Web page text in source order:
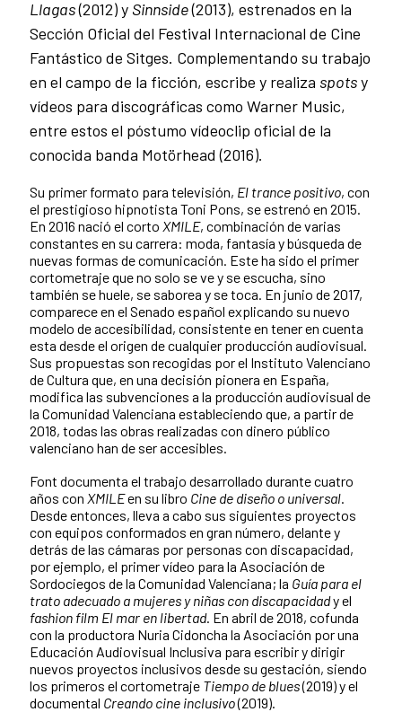
Llagas(2012) y Sinnside(2013), estrenados en la
Sección Oficial del Festival Internacional de Cine
Fantástico de Sitges. Complementando su trabajo
en el campo de la ficción, escribe y realiza spotsy
vídeos para discográficas como Warner Music,
entre estos el póstumo vídeoclip oficial de la
conocida banda Motörhead (2016).
Su primer formato para televisión, El trance positivo, con
el prestigioso hipnotista Toni Pons, se estrenó en 2015.
En 2016 nació el corto XMILE, combinación de varias
constantes en su carrera: moda, fantasía y búsqueda de
nuevas formas de comunicación. Este ha sido el primer
cortometraje que no solo se ve y se escucha, sino
también se huele, se saborea y se toca. En junio de 2017,
comparece en el Senado español explicando su nuevo
modelo de accesibilidad, consistente en tener en cuenta
esta desde el origen de cualquier producción audiovisual.
Sus propuestas son recogidas por el Instituto Valenciano
de Cultura que, en una decisión pionera en España,
modifica las subvenciones a la producción audiovisual de
la Comunidad Valenciana estableciendo que, a partir de
2018, todas las obras realizadas con dinero público
valenciano han de ser accesibles.
Font documenta el trabajo desarrollado durante cuatro
años con XMILEen su libro Cine de diseño o universal
Desde entonces, lleva a cabo sus siguientes proyectos
con equipos conformados en gran número, delante y
detrás de las cámaras por personas con discapacidad,
por ejemplo, el primer vídeo para la Asociación de
Sordociegos de la Comunidad Valenciana; la Guía para el
trato adecuado a mujeres y niñas con discapacidady el
fashion film El mar en libertad. En abril de 2018, cofunda
con la productora Nuria Cidoncha la Asociación por una
Educación Audiovisual Inclusiva para escribir y dirigir
nuevos proyectos inclusivos desde su gestación, siendo
los primeros el cortometraje Tiempo de blues(2019) y el
documental Creando cine inclusivo(2019).